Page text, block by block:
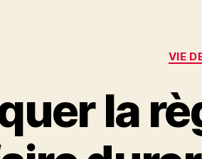
VIE
la